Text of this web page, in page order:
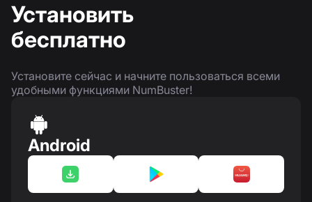
Установить
бесплатно
Установите сейчас и начните пользоваться всеми
удобными функциями NumBuster!
Android